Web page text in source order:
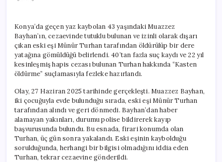
Kaybolan
Kadını
Öldürdü
ve
Dere
Konya’da geçen yaz kaybolan 43 yaşındaki Muazzez
Bayhan’ın, cezaevinde tutuklu bulunan ve izinli olarak dışarı
çıkan eski eşi Münür Turhan tarafından öldürülüp bir dere
yatağına gömüldüğü belirlendi. 40’tan fazla suç kaydı ve 22 yıl
kesinleşmiş hapis cezası bulunan Turhan hakkında “Kasten
öldürme” suçlamasıyla fezleke hazırlandı.
Olay, 27 Haziran 2025 tarihinde gerçekleşti. Muazzez Bayhan,
iki çocuğuyla evde bulunduğu sırada, eski eşi Münür Turhan
tarafından alındı ve geri dönmedi. Bayhan’dan haber
alamayan yakınları, durumu polise bildirerek kayıp
başvurusunda bulundu. Bu esnada, firari konumda olan
Turhan, üç gün sonra yakalandı. Eski eşinin kaybolduğu
sorulduğunda, herhangi bir bilgisi olmadığını iddia eden
Turhan, tekrar cezaevine gönderildi.